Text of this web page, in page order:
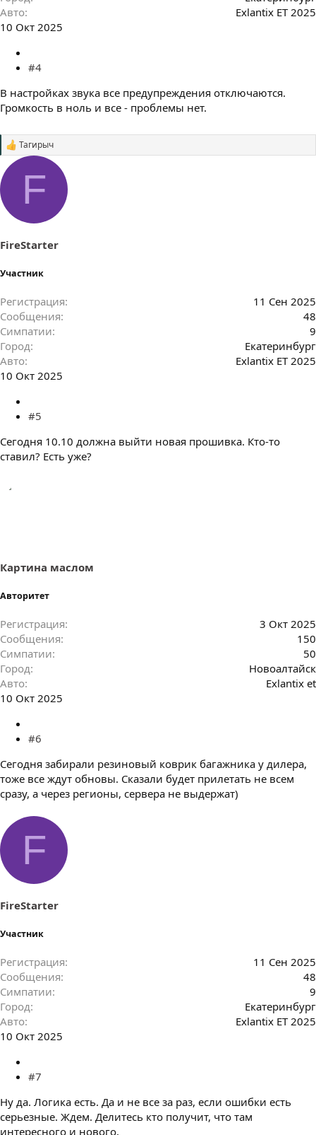
Авто
Exlantix ET 2025
10 Окт 2025
#4
В настройках звука все предупреждения отключаются.
Громкость в ноль и все - проблемы нет.
С
м
т
и
:
Тагирыч
F
FireStarter
Участник
Регистрация
11 Сен 2025
Сообщения
48
Симпатии
9
Город
Екатеринбург
Авто
Exlantix ET 2025
10 Окт 2025
#5
Сегодня 10.10 должна выйти новая прошивка. Кто-то
ставил? Есть уже?
Картина маслом
Авторитет
Регистрация
3 Окт 2025
Сообщения
150
Симпатии
50
Город
Новоалтайск
Авто
Exlantix et
10 Окт 2025
#6
Сегодня забирали резиновый коврик багажника у дилера,
тоже все ждут обновы. Сказали будет прилетать не всем
сразу, а через регионы, сервера не выдержат)
F
FireStarter
Участник
Регистрация
11 Сен 2025
Сообщения
48
Симпатии
9
Город
Екатеринбург
Авто
Exlantix ET 2025
10 Окт 2025
#7
Ну да. Логика есть. Да и не все за раз, если ошибки есть
серьезные. Ждем. Делитесь кто получит, что там
интересного и нового.